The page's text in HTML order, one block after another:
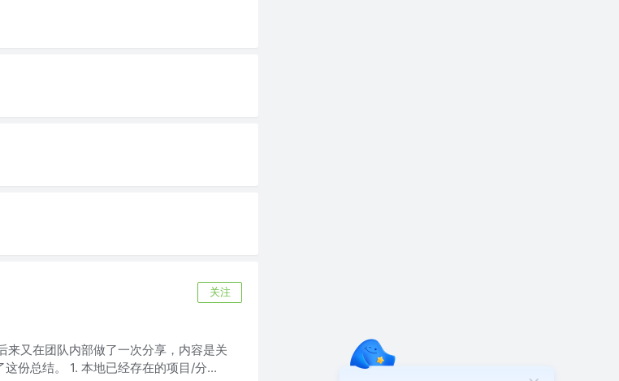
关注
又在团队内部做了一次分享，内容是关
份总结。 1. 本地已经存在的项目/分...